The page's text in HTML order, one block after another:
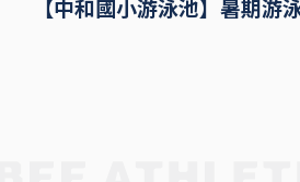
【中和國小游泳池】暑期游